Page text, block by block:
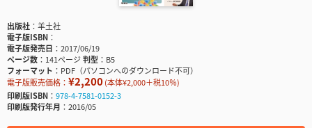
出版社
羊土社
電子版ISBN
電子版発売日
2017/06/19
ページ数
141ページ判型
B5
フォーマット
PDF（パソコンへのダウンロード不可）
電子版販売価格： ¥2,200(本体¥2,000＋税10％)
印刷版ISBN
978-4-7581-0152-3
印刷版発行年月
2016/05